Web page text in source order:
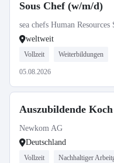
Sous Chef (w/m/d)
sea chefs Human
weltweit
Vollzeit Weiterbildungen
05.08.2026
Auszubildende
Newkom AG
Deutschland
Vollzeit Nachhaltiger